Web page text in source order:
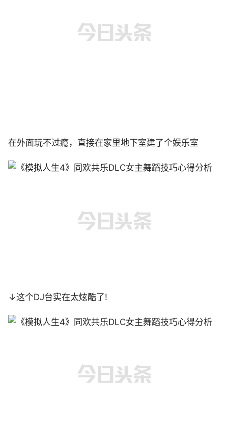
在外面玩不过瘾，直接在家里地下室建了个娱乐室
↓这个DJ台实在太炫酷了!